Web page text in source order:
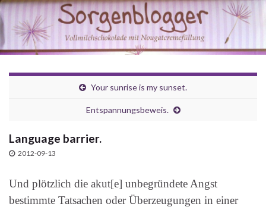
Your sunrise is my sunset.
Entspannungsbeweis.
Language barrier.
2012-09-13
Und plötzlich die akut[e] unbegründete Angst
bestimmte Tatsachen oder Überzeugungen in einer